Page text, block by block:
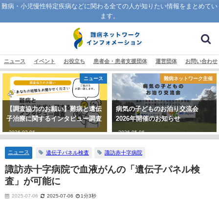
難病・小児慢性特定疾病などに関わる全ての人が知りたい情報をまとめてい
ます。
ニュース イベント お役立ち 患者会・患者支援団体 運営団体 お問い合わせ
ニュース
【調査協力のお願い】難病と遺伝
子治療に関するインタビュー調査
2026-02-06
難病ネットワーク主催
病気の子どものお泊り交流会
2026年開催のお知らせ
2026-05-06
ニュース 遺伝子パネル検査 諏訪赤十字病院
諏訪赤十字病院で血液がんの「遺伝子パネル検
査」が可能に
2025-07-06 2025-07-06 1分3秒